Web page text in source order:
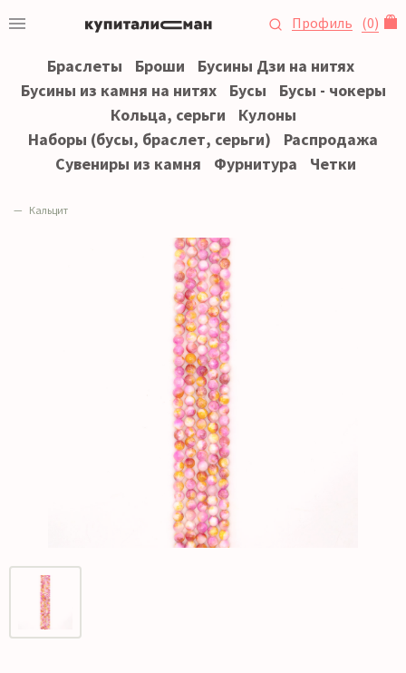
Профиль (0)
Браслеты Броши
Бусины Дзи на нитях
Бусины из камня на нитях
Бусы
Бусы - чокеры
Кольца, серьги
Кулоны
Наборы (бусы, браслет, серьги)
Распродажа
Сувениры из камня
Фурнитура Четки
Кальцит